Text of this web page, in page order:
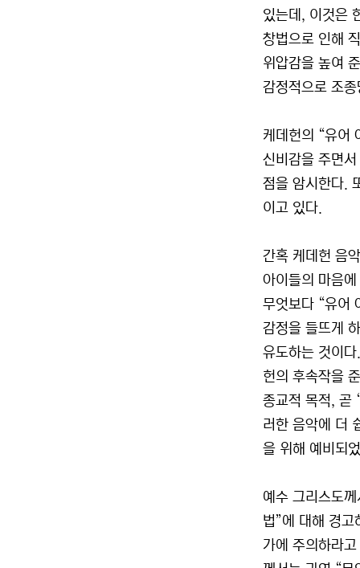
있는데, 이것은
창법으로 인해
위압감을 높여
감정적으로 조
케데헌의 “유어
신비감을 주면
점을 암시한다.
이고 있다.
간혹 케데헌 음
아이들의 마음
무엇보다 “유어
감정을 들뜨게
유도하는 것이
헌의 후속작을
종교적 목적, 곧
러한 음악에 더
을 위해 예비되
예수 그리스도
법”에 대해 경
가에 주의하라